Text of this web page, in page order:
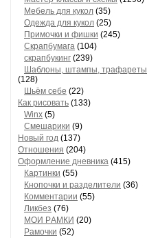
Мебель для кукол (35)
Одеждa для кукол (25)
Примочки и фишки (245)
Скрaпбумaгa (104)
скрапбукинг (239)
Шaблоны, штaмпы, трaфaреты
(128)
Шьём себе (22)
Как рисовать (133)
Winx (5)
Смешарики (9)
Новый год (137)
Отношения (204)
Оформление дневника (415)
Кaртинки (55)
Кнопочки и рaзделители (36)
Комментaрии (55)
Ликбез (76)
МОИ РAМКИ (20)
Рaмочки (52)